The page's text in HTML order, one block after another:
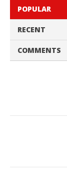
POPULAR
RECENT
COMMENTS